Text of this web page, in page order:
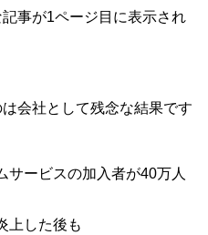
事が1ページ目に表示され
会社として残念な結果です
サービスの加入者が40万人
上した後も